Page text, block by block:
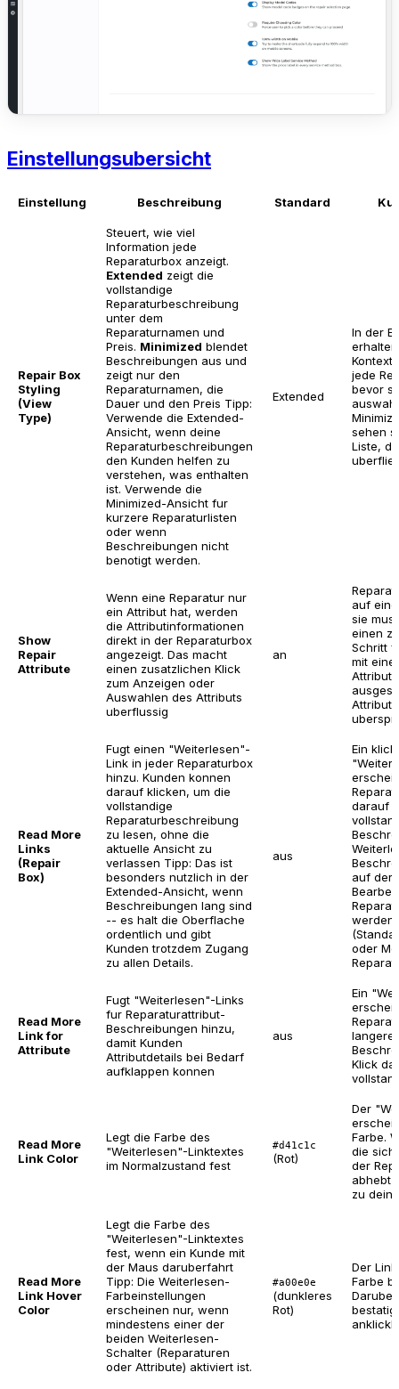
Einstellungsubersicht
Einstellung Beschreibung Standard
Repair Box
Styling
(View
Type)
Steuert, wie viel
Information jede
Reparaturbox anzeigt.
Extended zeigt die
vollstandige
Reparaturbeschreibung
unter dem
Reparaturnamen und
Preis. Minimized blendet
Beschreibungen aus und
zeigt nur den
Reparaturnamen, die
Dauer und den Preis Tipp:
Verwende die Extended-
Ansicht, wenn deine
Reparaturbeschreibungen
den Kunden helfen zu
verstehen, was enthalten
ist. Verwende die
Minimized-Ansicht fur
kurzere Reparaturlisten
oder wenn
Beschreibungen nicht
benotigt werden.
Extended
In der
Kontext
jede
bevor
sehen
Liste,
Show
Repair
Attribute
Wenn eine Reparatur nur
ein Attribut hat, werden
die Attributinformationen
direkt in der Reparaturbox
angezeigt. Das macht
einen zusatzlichen Klick
zum Anzeigen oder
Auswahlen des Attributs
uberflussig
an
auf
sie
einen
Schritt
mit
Attribut
Read More
Links
(Repair
Box)
Fugt einen "Weiterlesen"-
Link in jeder Reparaturbox
hinzu. Kunden konnen
darauf klicken, um die
vollstandige
Reparaturbeschreibung
zu lesen, ohne die
aktuelle Ansicht zu
verlassen Tipp: Das ist
besonders nutzlich in der
Extended-Ansicht, wenn
Beschreibungen lang sind
-- es halt die Oberflache
ordentlich und gibt
Kunden trotzdem Zugang
zu allen Details.
aus
Ein
darauf
auf der
werden
oder
Read More
Link for
Attribute
Fugt "Weiterlesen"-Links
fur Reparaturattribut-
Beschreibungen hinzu,
damit Kunden
Attributdetails bei Bedarf
aufklappen konnen
aus
Ein
Klick
Read More
Link Color
Legt die Farbe des
"Weiterlesen"-Linktextes
im Normalzustand fest
#d41c1c
(Rot)
Der
Farbe.
die sich
der
abhebt
zu
Read More
Link Hover
Color
Legt die Farbe des
"Weiterlesen"-Linktextes
fest, wenn ein Kunde mit
der Maus daruberfahrt
Tipp: Die Weiterlesen-
Farbeinstellungen
erscheinen nur, wenn
mindestens einer der
beiden Weiterlesen-
Schalter (Reparaturen
oder Attribute) aktiviert ist.
#a00e0e
(dunkleres
Rot)
Der
Farbe